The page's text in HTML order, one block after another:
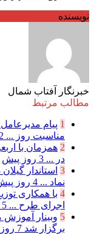
نویسنده
خبرنگار آفتاب شمال
مطالب مرتبط
1 پیام
مناسبت روز ... 12
2 همزمان با
در ... 3 روز پیش
3 استاندار
نماد ... 4 روز پیش
4 با همکاری
اجرای طرح ... 5 روز پیش
5 وبینار
برگزار شد 7 روز پیش